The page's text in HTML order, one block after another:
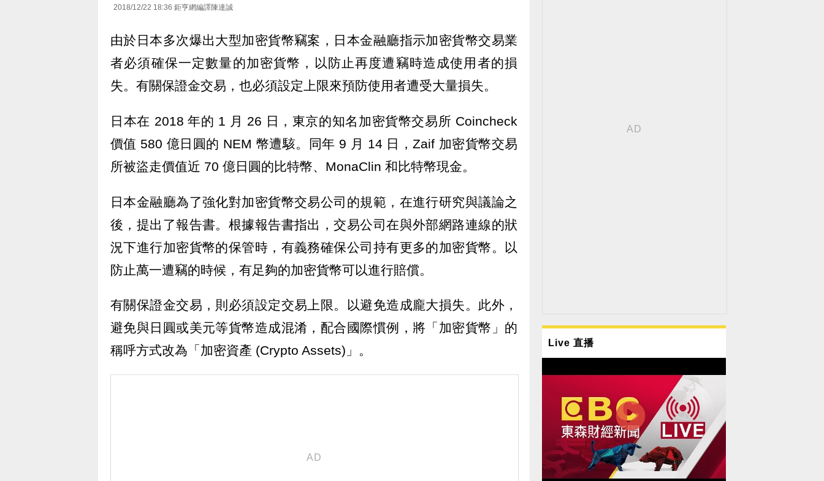
2018/12/22 18:36 鉅亨網編譯陳達誠
由於日本多次爆出大型加密貨幣竊案，日本金融廳指示加密貨幣交易業
者必須確保一定數量的加密貨幣，以防止再度遭竊時造成使用者的損
失。有關保證金交易，也必須設定上限來預防使用者遭受大量損失。
日本在 2018 年的 1 月 26 日，東京的知名加密貨幣交易所 Coincheck
價值 580 億日圓的 NEM 幣遭駭。同年 9 月 14 日，Zaif 加密貨幣交易
所被盜走價值近 70 億日圓的比特幣、MonaClin 和比特幣現金。
日本金融廳為了強化對加密貨幣交易公司的規範，在進行研究與議論之
後，提出了報告書。根據報告書指出，交易公司在與外部網路連線的狀
況下進行加密貨幣的保管時，有義務確保公司持有更多的加密貨幣。以
防止萬一遭竊的時候，有足夠的加密貨幣可以進行賠償。
有關保證金交易，則必須設定交易上限。以避免造成龐大損失。此外，
避免與日圓或美元等貨幣造成混淆，配合國際慣例，將「加密貨幣」的
稱呼方式改為「加密資產 (Crypto Assets)」。
Live 直播